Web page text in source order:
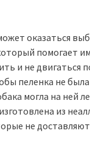
оказаться
помогает
и не двигаться
пеленка не
могла на ней
из
не